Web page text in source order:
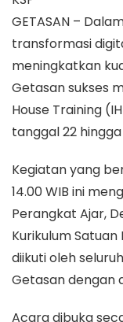
GETASAN –
transformasi
meningkatkan
Getasan sukses
House Training
tanggal 22 hingga
Kegiatan yang
14.00 WIB ini
Perangkat Ajar,
Kurikulum Satuan
diikuti oleh
Getasan dengan
Acara dibuka